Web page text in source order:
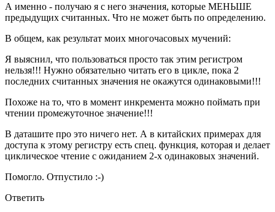
А именно - получаю я с него значения, которые МЕНЬШЕ
предыдущих считанных. Что не может быть по определению.
В общем, как результат моих многочасовых мучений:
Я выяснил, что пользоваться просто так этим регистром
нельзя!!! Нужно обязательно читать его в цикле, пока 2
последних считанных значения не окажутся одинаковыми!!!
Похоже на то, что в момент инкремента можно поймать при
чтении промежуточное значение!!!
В даташите про это ничего нет. А в китайских примерах для
доступа к этому регистру есть спец. функция, которая и делает
циклическое чтение с ожиданием 2-х одинаковых значений.
Помогло. Отпустило :-)
Ответить